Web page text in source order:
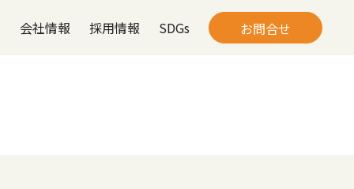
会社情報 採用情報 SDGs お問合せ